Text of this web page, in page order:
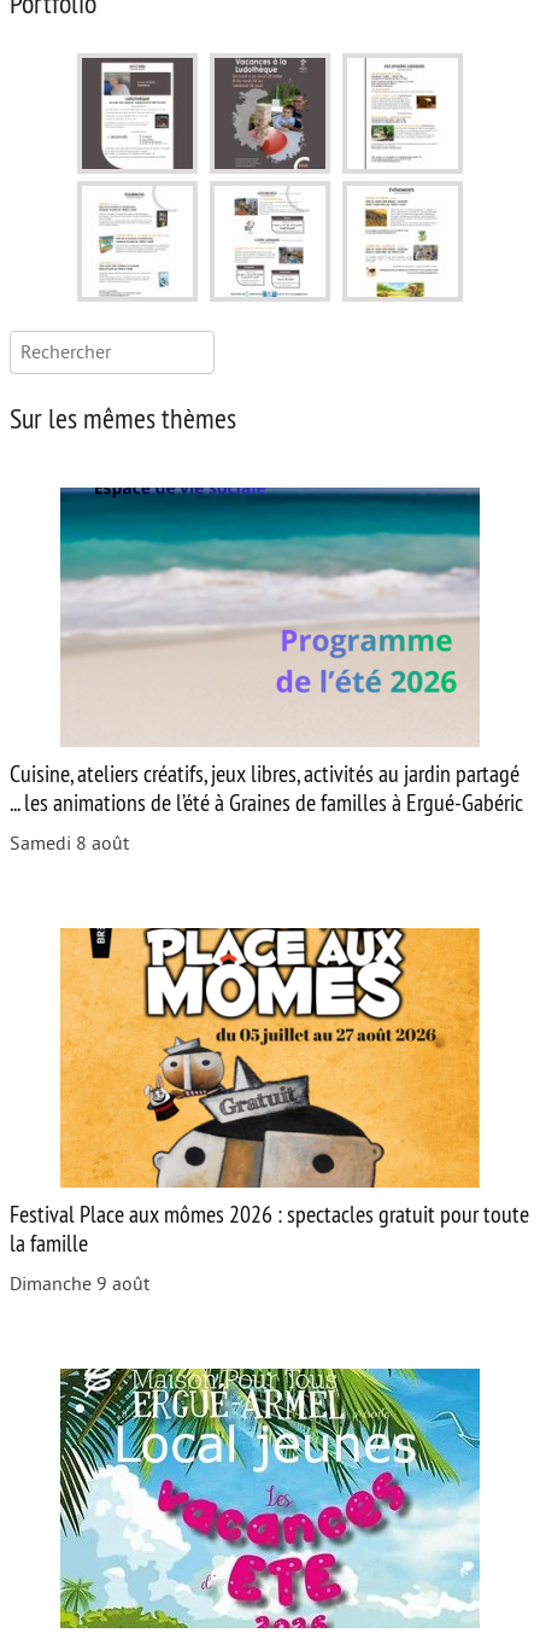
Rechercher :
Sur les mêmes thèmes
Cuisine, ateliers créatifs, jeux libres, activités au jardin partagé
... les animations de l’été à Graines de familles à Ergué-Gabéric
Samedi 8 août
Festival Place aux mômes 2026 : spectacles gratuit pour toute
la famille
Dimanche 9 août